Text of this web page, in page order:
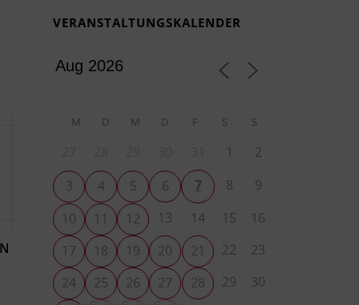
VERANSTALTUNGSKALENDER
M D M D F S S
1
2
3
4 5 6 7 8
9
10
11 12 13 14 15
16
17
18 19 20 21 22
23
24
25 26 27 28 29
30